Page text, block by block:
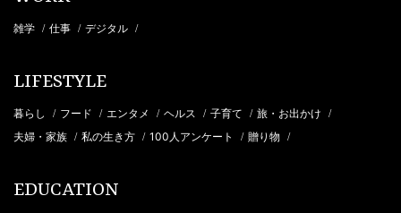
雑学 / 仕事 / デジタル /
LIFESTYLE
暮らし / フード / エンタメ / ヘルス / 子育て / 旅・お出かけ /
夫婦・家族 / 私の生き方 / 100人アンケート / 贈り物 /
EDUCATION